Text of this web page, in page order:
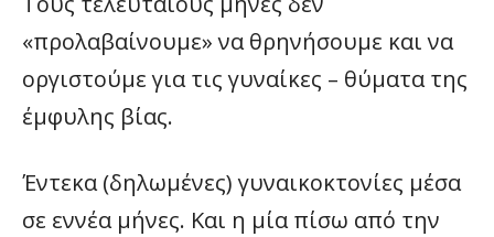
«προλαβαίνουμε» να θρηνήσουμε και να
οργιστούμε για τις γυναίκες – θύματα της
έμφυλης βίας.
Έντεκα (δηλωμένες) γυναικοκτονίες μέσα
σε εννέα μήνες. Και η μία πίσω από την